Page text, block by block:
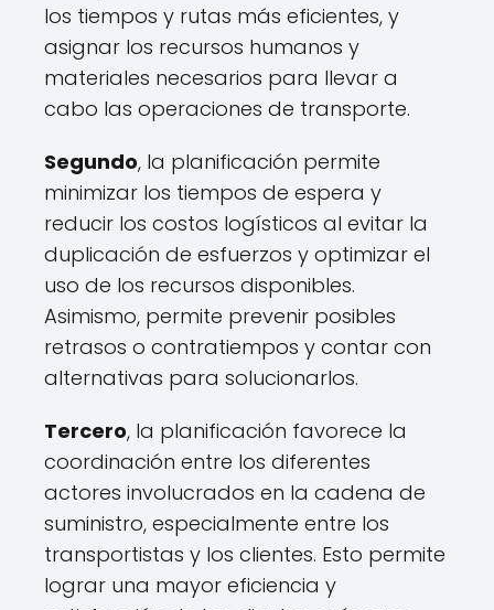
los tiempos y rutas más eficientes, y
asignar los recursos humanos y
materiales necesarios para llevar a
cabo las operaciones de transporte.
Segundo, la planificación permite
minimizar los tiempos de espera y
reducir los costos logísticos al evitar la
duplicación de esfuerzos y optimizar el
uso de los recursos disponibles.
Asimismo, permite prevenir posibles
retrasos o contratiempos y contar con
alternativas para solucionarlos.
Tercero, la planificación favorece la
coordinación entre los diferentes
actores involucrados en la cadena de
suministro, especialmente entre los
transportistas y los clientes. Esto permite
lograr una mayor eficiencia y